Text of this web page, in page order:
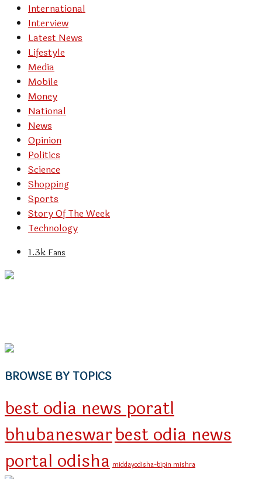
International
Interview
Latest News
Lifestyle
Media
Mobile
Money
National
News
Opinion
Politics
Science
Shopping
Sports
Story Of The Week
Technology
1.3k Fans
BROWSE BY TOPICS
best odia news poratl
bhubaneswarbest odia news
portal odisha middayodisha-bipin mishra